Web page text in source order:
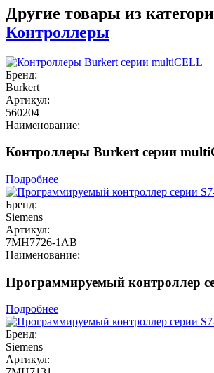
Другие товары из
Контроллеры
Бренд:
Burkert
Артикул:
560204
Наименование:
Контроллеры Burkert серии
Подробнее
Бренд:
Siemens
Артикул:
7MH7726-1AB
Наименование:
Программируемый контроллер
Подробнее
Бренд:
Siemens
Артикул: